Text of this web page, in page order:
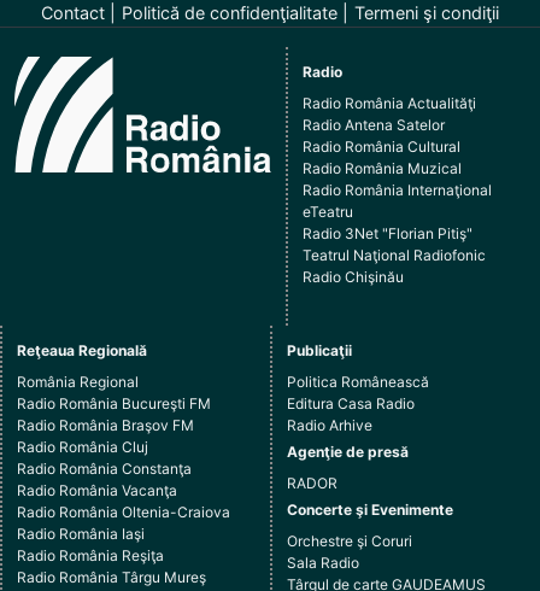
Contact Politică de confidenţialitate Termeni şi condiţii
Radio
Radio România Actualităţi
Radio Antena Satelor
Radio România Cultural
Radio România Muzical
Radio România Internaţional
eTeatru
Radio 3Net "Florian Pitiş"
Teatrul Naţional Radiofonic
Radio Chişinău
Reţeaua Regională
România Regional
Radio România Bucureşti FM
Radio România Braşov FM
Radio România Cluj
Radio România Constanţa
Radio România Vacanţa
Radio România Oltenia-Craiova
Radio România Iaşi
Radio România Reşiţa
Radio România Târgu Mureş
Publicaţii
Politica Românească
Editura Casa Radio
Radio Arhive
Agenţie de presă
RADOR
Concerte şi Evenimente
Orchestre şi Coruri
Sala Radio
Târgul de carte GAUDEAMUS